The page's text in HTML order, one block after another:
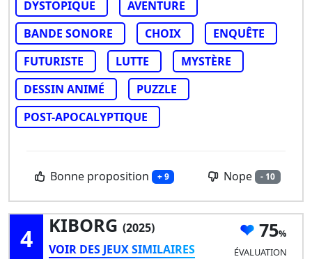
DYSTOPIQUE
AVENTURE
BANDE SONORE
CHOIX
ENQUÊTE
FUTURISTE
LUTTE
MYSTÈRE
DESSIN ANIMÉ
PUZZLE
POST-APOCALYPTIQUE
Bonne proposition + 9 Nope - 10
4 KIBORG (2025)
VOIR DES JEUX SIMILAIRES
75
ÉVALUATION